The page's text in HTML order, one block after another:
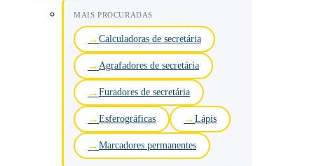
MAIS PROCURADAS
Calculadoras de secretária
Agrafadores de secretária
Furadores de secretária
Esferográficas Lápis
Marcadores permanentes